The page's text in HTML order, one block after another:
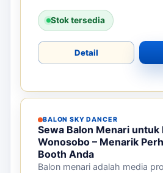
Stok tersedia
Detail
BALON SKY DANCER
Sewa Balon Menari untuk
Wonosobo – Menarik
Booth Anda
Balon menari adalah media